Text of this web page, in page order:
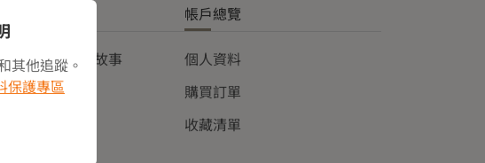
品牌故事
品牌
帳戶總覽
個人資料
購買訂單
收藏清單
其他追蹤。
保護專區